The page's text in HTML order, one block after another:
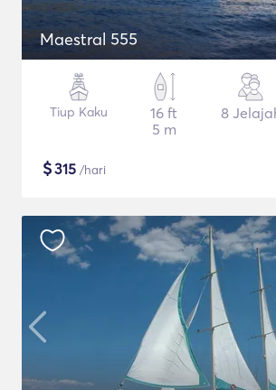
Maestral 555
Tiup Kaku
16 ft
5 m
8
$315 /hari